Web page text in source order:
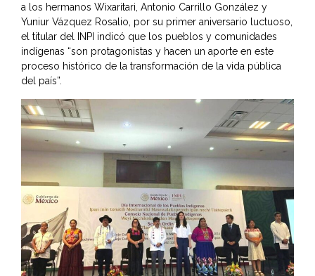
a los hermanos Wixaritari, Antonio Carrillo González y
Yuniur Vázquez Rosalio, por su primer aniversario luctuoso,
el titular del INPI indicó que los pueblos y comunidades
indígenas “son protagonistas y hacen un aporte en este
proceso histórico de la transformación de la vida pública
del país”.